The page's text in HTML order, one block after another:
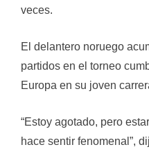
veces.
El delantero noruego
partidos en el torneo
Europa en su joven
“Estoy agotado, pero
hace sentir fenomenal”,